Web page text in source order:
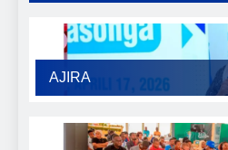
AJIRA